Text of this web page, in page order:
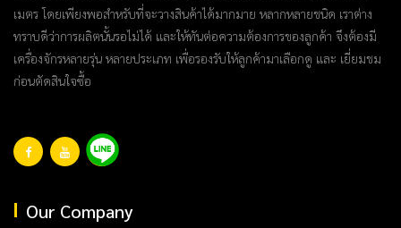
เมตร โดยเพียงพอสำหรับที่จะวางสินค้าได้มากมาย หลากหลายชนิด เราต่าง
ทราบดีว่าการผลิตนั้นรอไม่ได้ และให้ทันต่อความต้องการของลูกค้า จึงต้องมี
เครื่องจักรหลายรุ่น หลายประเภท เพื่อรองรับให้ลูกค้ามาเลือกดู และ เยี่ยมชม
ก่อนตัดสินใจซื้อ
Our Company